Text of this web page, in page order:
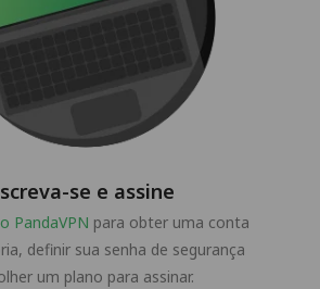
se e assine
PandaVPN para obter uma conta
definir sua senha de segurança
um plano para assinar.